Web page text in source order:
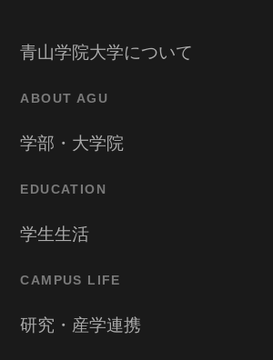
青山学院大学について
ABOUT AGU
学部・大学院
EDUCATION
学生生活
CAMPUS LIFE
研究・産学連携